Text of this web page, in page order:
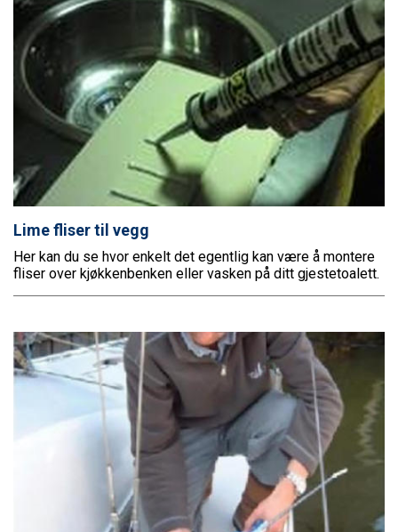
Lime fliser til vegg
Her kan du se hvor enkelt det egentlig kan være å montere
fliser over kjøkkenbenken eller vasken på ditt gjestetoalett.